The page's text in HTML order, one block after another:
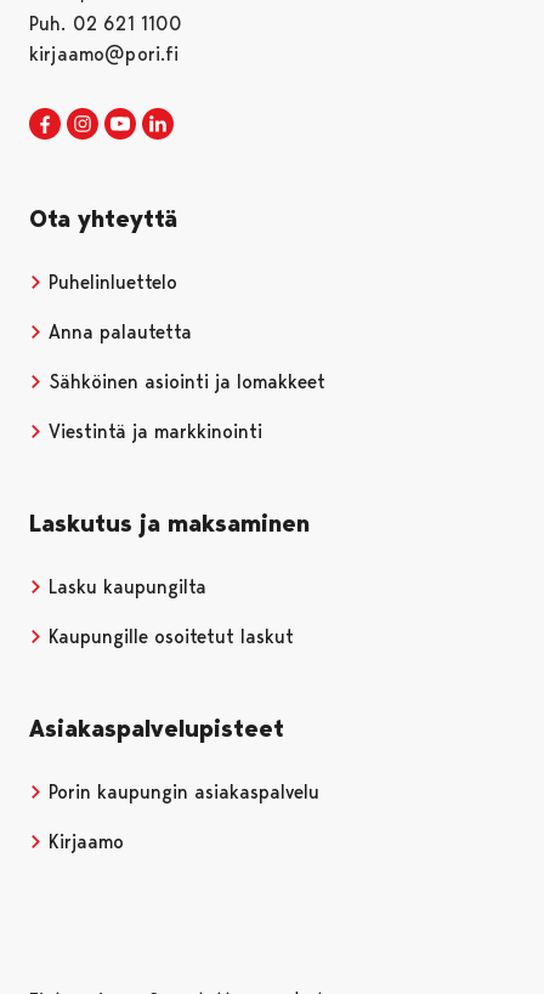
Puh. 02 621 1100
kirjaamo@pori.fi
Porin kaupunki Facebookissa
Avautuu uudessa välilehdessä
Porin kaupunki Instagramissa
Avautuu uudessa välilehdessä
Porin kaupunki Youtubessa
Avautuu uudessa välilehdessä
Ota yhteyttä
Puhelinluettelo
Anna palautetta
Sähköinen asiointi ja lomakkeet
Viestintä ja markkinointi
Laskutus ja maksaminen
Lasku kaupungilta
Kaupungille osoitetut laskut
Asiakaspalvelupisteet
Porin kaupungin asiakaspalvelu
Kirjaamo